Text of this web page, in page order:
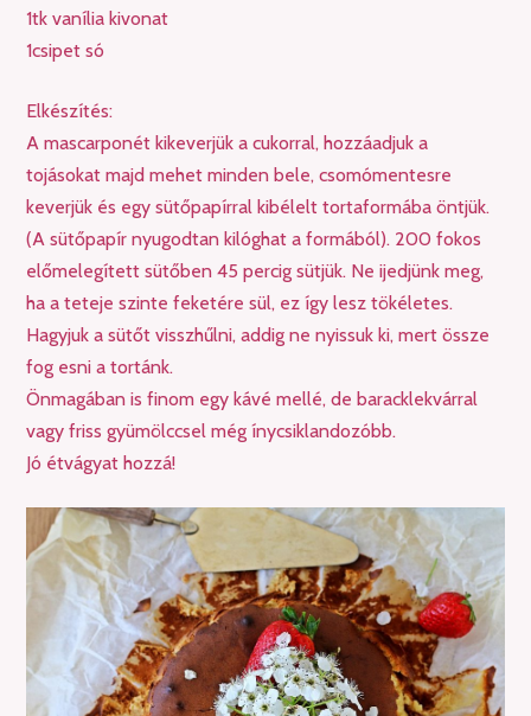
1tk vanília kivonat
1csipet só
Elkészítés:
A mascarponét kikeverjük a cukorral, hozzáadjuk a
tojásokat majd mehet minden bele, csomómentesre
keverjük és egy sütőpapírral kibélelt tortaformába öntjük.
(A sütőpapír nyugodtan kilóghat a formából). 200 fokos
előmelegített sütőben 45 percig sütjük. Ne ijedjünk meg,
ha a teteje szinte feketére sül, ez így lesz tökéletes.
Hagyjuk a sütőt visszhűlni, addig ne nyissuk ki, mert össze
fog esni a tortánk.
Önmagában is finom egy kávé mellé, de baracklekvárral
vagy friss gyümölccsel még ínycsiklandozóbb.
Jó étvágyat hozzá!